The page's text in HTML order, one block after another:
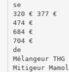
se
320 € 377 €
474 €
684 €
704 €
de
Mélangeur
Mitigeur